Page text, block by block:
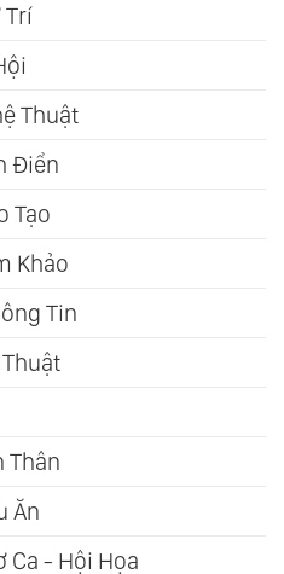
Trí
Thuật
Điển
Tạo
Khảo
Tin
Thân
Ăn
Ca - Hội Họa